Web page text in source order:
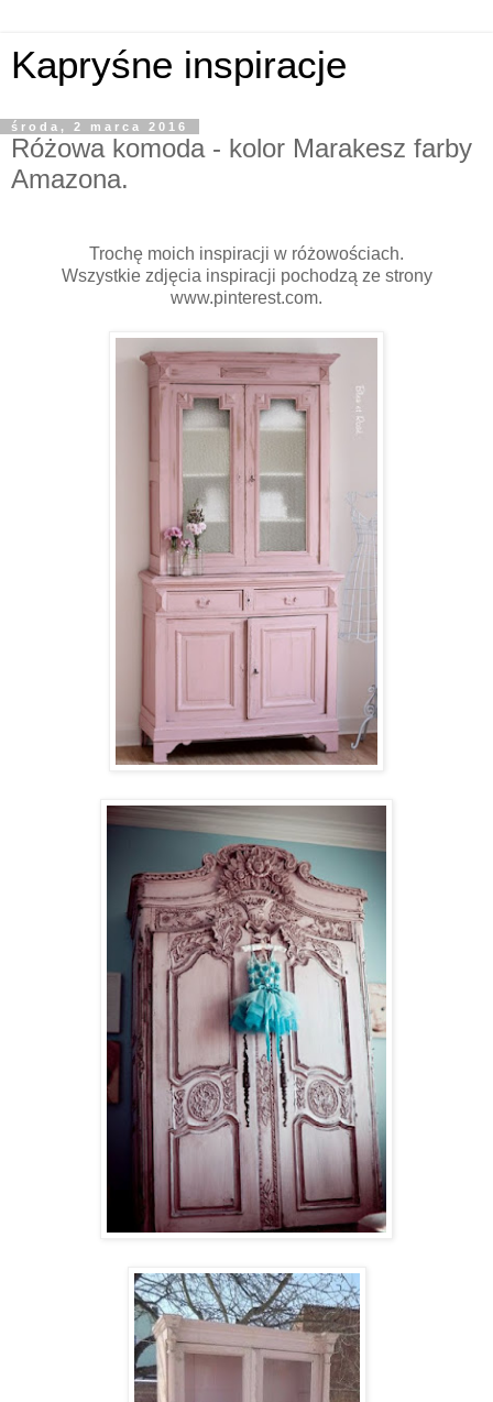
Kapryśne inspiracje
środa, 2 marca 2016
Różowa komoda - kolor Marakesz farby
Amazona.
Trochę moich inspiracji w różowościach.
Wszystkie zdjęcia inspiracji pochodzą ze strony
www.pinterest.com.